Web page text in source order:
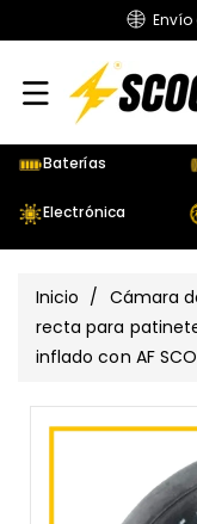
Baterías
Electrónica
Inicio / Cámara
recta para
inflado con AF
A La